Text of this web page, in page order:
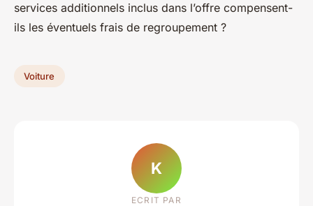
services additionnels inclus dans l’offre compensent-
ils les éventuels frais de regroupement ?
Voiture
K
ECRIT PAR